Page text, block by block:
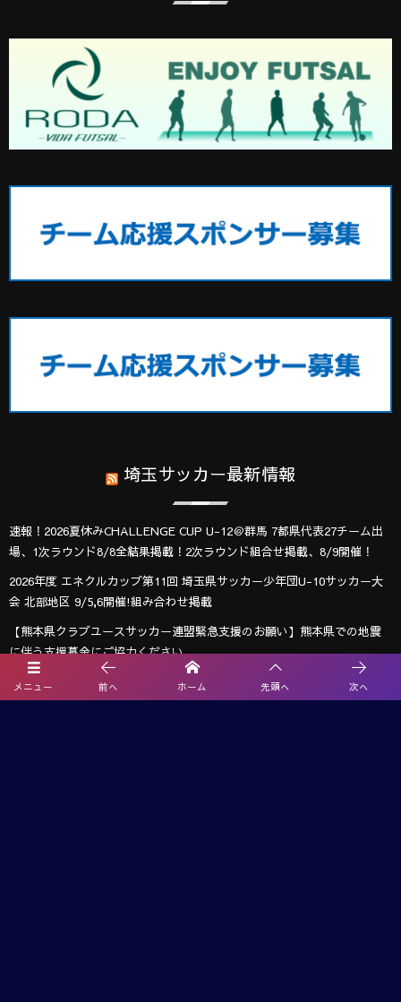
メニュー 前へ ホーム 先頭へ 次へ
埼玉サッカー最新情報
速報！2026夏休みCHALLENGE CUP U-12＠群馬 7都県代表27チーム出
場、1次ラウンド8/8全結果掲載！2次ラウンド組合せ掲載、8/9開催！
2026年度 エネクルカップ第11回 埼玉県サッカー少年団U-10サッカー大
会 北部地区 9/5,6開催!組み合わせ掲載
【熊本県クラブユースサッカー連盟緊急支援のお願い】熊本県での地震
に伴う支援募金にご協力ください
【関東版】都道府県トレセンメンバー2026 随時更新！情報お待ちしてい
ます！